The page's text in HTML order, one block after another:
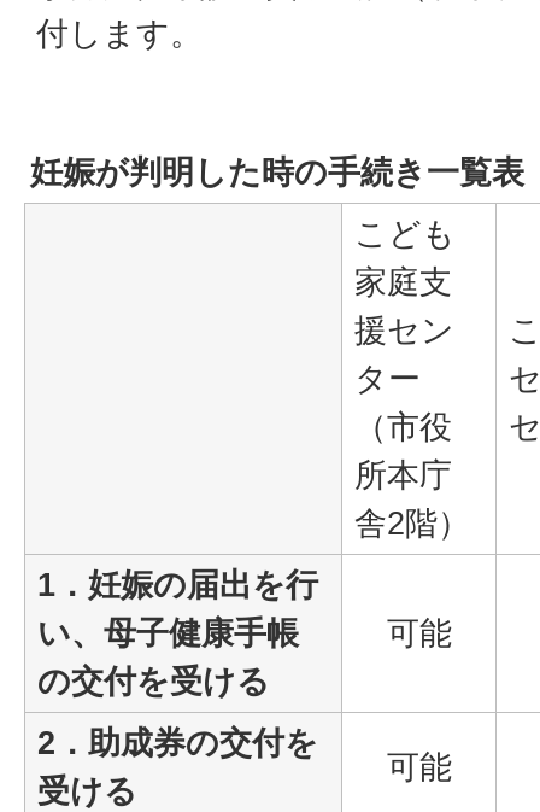
付します。
妊娠が判明した時の手続き一覧表
こども
家庭支
援セン
ター
（市役
所本庁
舎2階）
1．妊娠の届出を行
い、母子健康手帳
の交付を受ける
可能
2．助成券の交付を
受ける
可能